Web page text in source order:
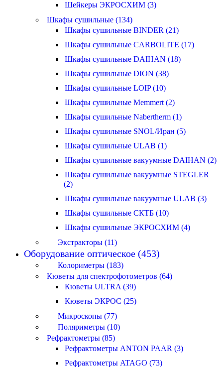
Шейкеры ЭКРОСХИМ (3)
Шкафы сушильные (134)
Шкафы сушильные BINDER (21)
Шкафы сушильные CARBOLITE (17)
Шкафы сушильные DAIHAN (18)
Шкафы сушильные DION (38)
Шкафы сушильные LOIP (10)
Шкафы сушильные Memmert (2)
Шкафы сушильные Nabertherm (1)
Шкафы сушильные SNOL/Иран (5)
Шкафы сушильные ULAB (1)
Шкафы сушильные вакуумные DAIHAN (2)
Шкафы сушильные вакуумные STEGLER
(2)
Шкафы сушильные вакуумные ULAB (3)
Шкафы сушильные СКТБ (10)
Шкафы сушильные ЭКРОСХИМ (4)
Экстракторы (11)
Оборудование оптическое (453)
Колориметры (183)
Кюветы для спектрофотометров (64)
Кюветы ULTRA (39)
Кюветы ЭКРОС (25)
Микроскопы (77)
Поляриметры (10)
Рефрактометры (85)
Рефрактометры ANTON PAAR (3)
Рефрактометры ATAGO (73)